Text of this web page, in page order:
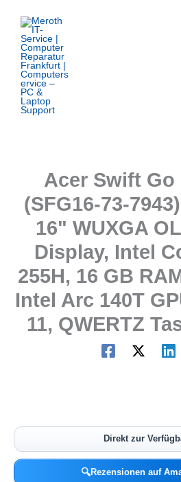
Inhalt
springen
Acer Swift Go
(SFG16-73-
16" WUXGA
Display, Intel
255H, 16 GB
Intel Arc 140T
11, QWERTZ
Direkt zur
🔍Rezensionen auf